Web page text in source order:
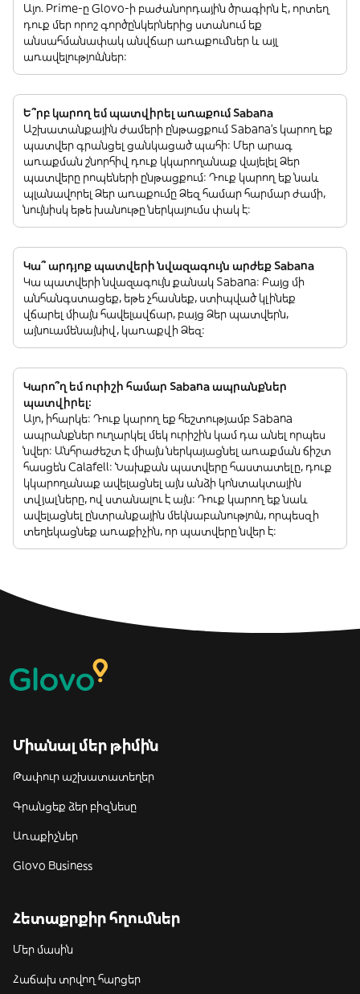
Այո. Prime-ը Glovo-ի բաժանորդային ծրագիրն է, որտեղ
դուք մեր որոշ գործընկերներից ստանում եք
անսահմանափակ անվճար առաքումներ և այլ
առավելություններ:
Ե՞րբ կարող եմ պատվիրել առաքում Sabana
Աշխատանքային ժամերի ընթացքում Sabana’s կարող եք
պատվեր գրանցել ցանկացած պահի: Մեր արագ
առաքման շնորհիվ դուք կկարողանաք վայելել Ձեր
պատվերը րոպեների ընթացքում: Դուք կարող եք նաև
պլանավորել Ձեր առաքումը Ձեզ համար հարմար ժամի,
նույնիսկ եթե խանութը ներկայումս փակ է:
Կա՞ արդյոք պատվերի նվազագույն արժեք Sabana
Կա պատվերի նվազագույն քանակ Sabana: Բայց մի
անհանգստացեք, եթե չհասնեք, ստիպված կլինեք
վճարել միայն հավելավճար, բայց Ձեր պատվերն,
այնուամենայնիվ, կառաքվի Ձեզ:
Կարո՞ղ եմ ուրիշի համար Sabana ապրանքներ
պատվիրել:
Այո, իհարկե: Դուք կարող եք հեշտությամբ Sabana
ապրանքներ ուղարկել մեկ ուրիշին կամ դա անել որպես
նվեր: Անհրաժեշտ է միայն ներկայացնել առաքման ճիշտ
հասցեն Calafell: Նախքան պատվերը հաստատելը, դուք
կկարողանաք ավելացնել այն անձի կոնտակտային
տվյալները, ով ստանալու է այն: Դուք կարող եք նաև
ավելացնել ընտրանքային մեկնաբանություն, որպեսզի
տեղեկացնեք առաքիչին, որ պատվերը նվեր է:
Միանալ մեր թիմին
Թափուր աշխատատեղեր
Գրանցեք ձեր բիզնեսը
Առաքիչներ
Glovo Business
Հետաքրքիր հղումներ
Մեր մասին
Հաճախ տրվող հարցեր